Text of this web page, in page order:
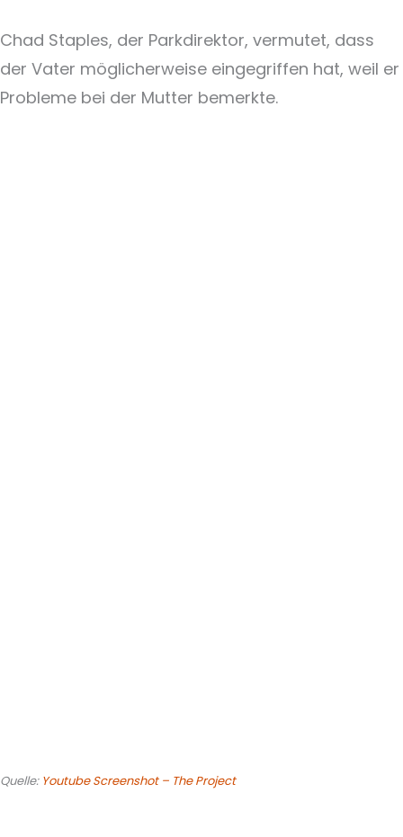
Chad Staples, der Parkdirektor, vermutet, dass
der Vater möglicherweise eingegriffen hat, weil er
Probleme bei der Mutter bemerkte.
Quelle: Youtube Screenshot – The Project